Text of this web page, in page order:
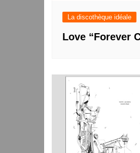
La discothèque idéale
Love “Forever